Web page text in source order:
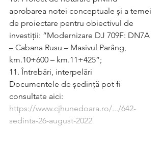
aprobarea notei conceptuale și a temei
de proiectare pentru obiectivul de
investiții: ”Modernizare DJ 709F: DN7A
– Cabana Rusu – Masivul Parâng,
km.10+600 – km.11+425”;
11. Întrebări, interpelări
Documentele de ședință pot fi
consultate aici:
https://www.cjhunedoara.ro/.../642-
sedinta-26-august-2022